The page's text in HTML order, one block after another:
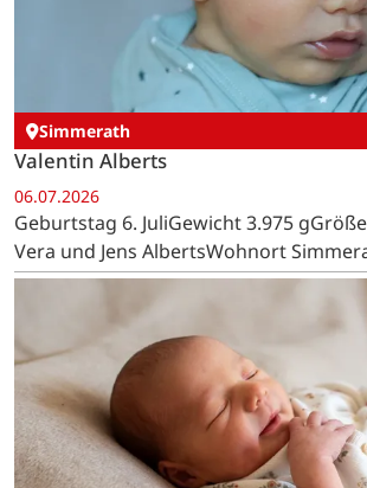
Simmerath
Valentin Alberts
06.07.2026
Geburtstag 6. JuliGewicht 3.975
Vera und Jens AlbertsWohnort